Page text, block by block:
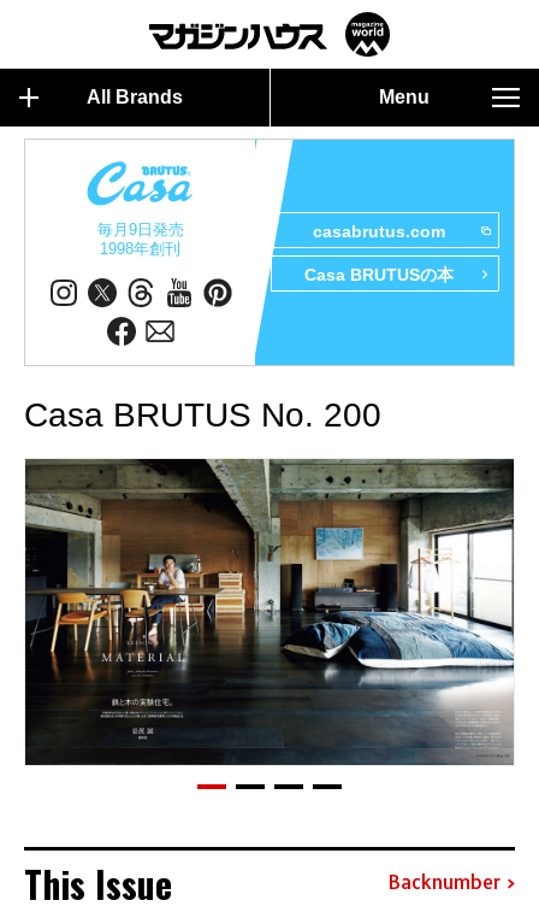
All Brands Menu
毎月9日発売
1998年創刊
casabrutus.com
Casa BRUTUSの本
Casa BRUTUS No. 200
This Issue Backnumber